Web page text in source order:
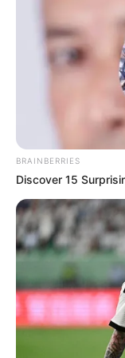
GENY-
Gény.com : 8 –
Gazette-des-
Le-Parisien : 17
Républicain-
Ouest-France :
Paris-
BRAINBERRIES
Discover 15